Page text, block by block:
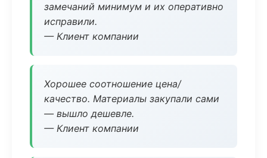
замечаний минимум и их оперативно
исправили.
— Клиент компании
Хорошее соотношение цена/
качество. Материалы закупали сами
— вышло дешевле.
— Клиент компании